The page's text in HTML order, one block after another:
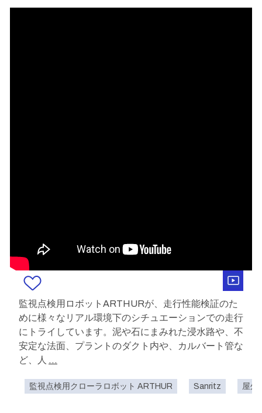
監視点検用ロボットARTHURが、走行性能検証のた
めに様々なリアル環境下のシチュエーションでの走行
にトライしています。泥や石にまみれた浸水路や、不
安定な法面、プラントのダクト内や、カルバート管な
ど、人 ...
監視点検用クローラロボット ARTHUR Sanritz 屋外